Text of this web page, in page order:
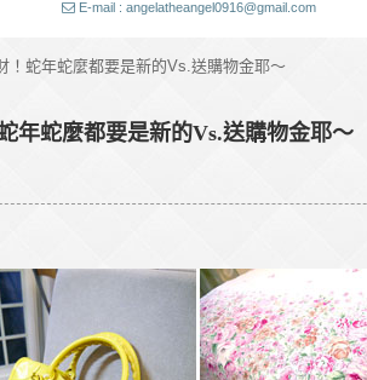
E-mail : angelatheangel0916@gmail.com
！蛇年蛇麼都要是新的Vs.送購物金耶～
年蛇麼都要是新的Vs.送購物金耶～